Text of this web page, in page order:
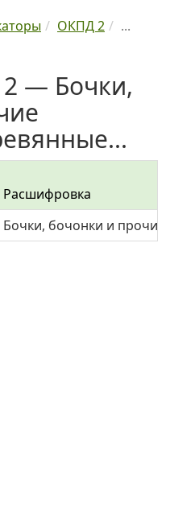
ОКПД 2
...
— Бочки,
Расшифровка
Бочки, бочонки и